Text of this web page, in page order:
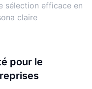
sélection efficace en
claire
pour le